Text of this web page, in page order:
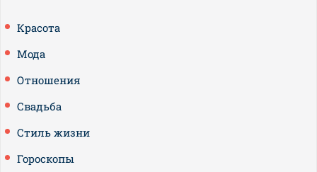
Красота
Мода
Отношения
Свадьба
Стиль жизни
Гороскопы